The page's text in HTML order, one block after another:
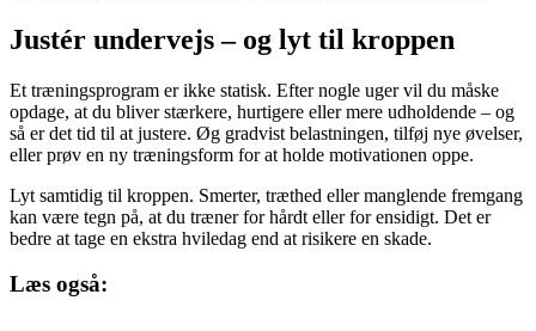
Justér undervejs – og lyt til kroppen
Et træningsprogram er ikke statisk. Efter nogle uger vil du måske
opdage, at du bliver stærkere, hurtigere eller mere udholdende – og
så er det tid til at justere. Øg gradvist belastningen, tilføj nye øvelser,
eller prøv en ny træningsform for at holde motivationen oppe.
Lyt samtidig til kroppen. Smerter, træthed eller manglende fremgang
kan være tegn på, at du træner for hårdt eller for ensidigt. Det er
bedre at tage en ekstra hviledag end at risikere en skade.
Læs også: